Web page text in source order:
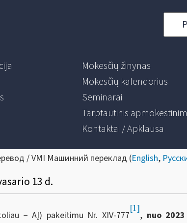
Mokesčių žinynas
Mokesčių kalendorius
Seminarai
Tarptautinis
Kontaktai / Apklausa
/ VMI Машинний переклад (English,
13 d.
− AĮ) pakeitimu Nr. XIV-777
[1]
, nuo